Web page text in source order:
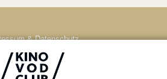
& Datenschutz
AGB
Kontakt